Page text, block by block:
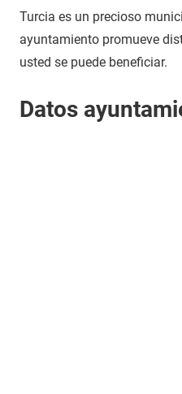
Turcia es un precioso
ayuntamiento promueve
usted se puede beneficiar.
Datos